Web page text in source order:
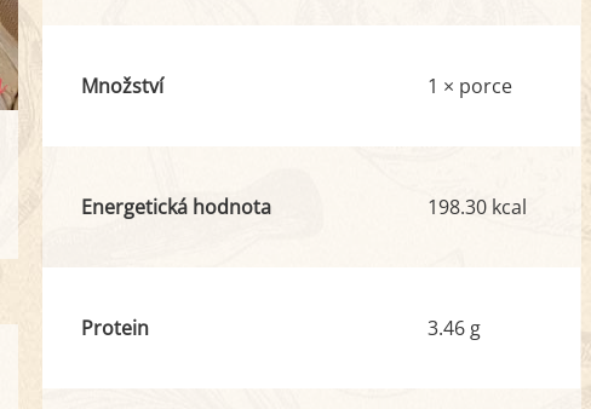
Množství 1 × porce
Energetická hodnota 198.30 kcal
Protein 3.46 g